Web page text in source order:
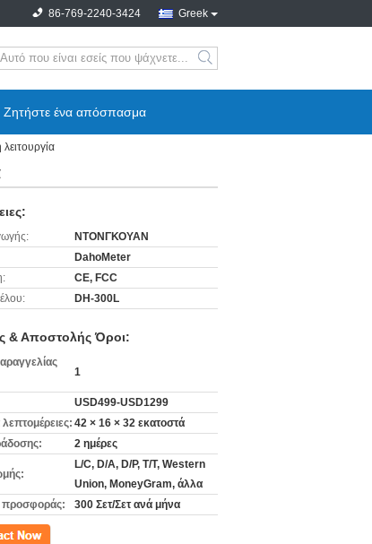
Greek
86-769-2240-3424
search
Ζητήστε ένα απόσπασμα
ΝΤΟΝΓΚΟΥΑΝ
DahoMeter
CE, FCC
DH-300L
& Αποστολής Όροι:
1
USD499-USD1299
42 × 16 × 32 εκατοστά
2 ημέρες
L/C, D/A, D/P, T/T, Western
Union, MoneyGram, άλλα
προσφοράς:
300 Σετ/Σετ ανά μήνα